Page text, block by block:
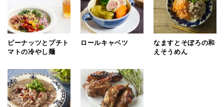
ピーナッツとプチト
マトの冷やし麺
ロールキャベツ
なますとそぼろの和
えそうめん